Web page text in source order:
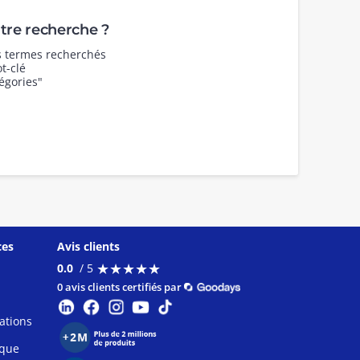
recherche ?
recherchés
clé
Avis clients
0.0 / 5 ★★★★★
★★★★★
0 avis clients certifiés par